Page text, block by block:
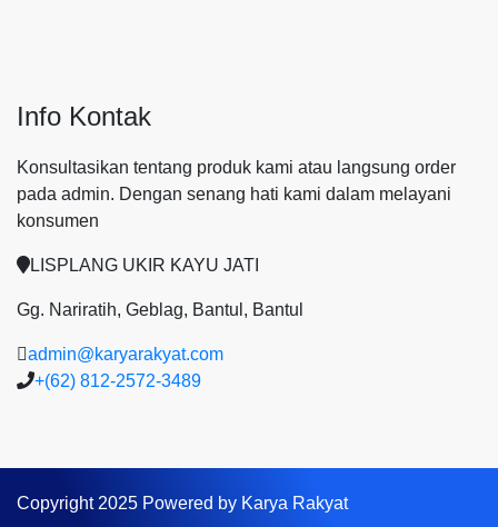
Info Kontak
Konsultasikan tentang produk kami atau langsung order
pada admin. Dengan senang hati kami dalam melayani
konsumen
LISPLANG UKIR KAYU JATI
Gg. Nariratih, Geblag, Bantul, Bantul
admin@karyarakyat.com
+(62) 812-2572-3489
Copyright 2025 Powered by Karya Rakyat